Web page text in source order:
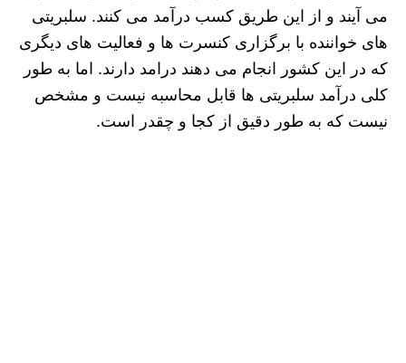
می آیند و از این طریق کسب درآمد می کنند. سلبریتی
های خواننده با برگزاری کنسرت ها و فعالیت های دیگری
که در این کشور انجام می دهند درامد دارند. اما به طور
کلی درآمد سلبریتی ها قابل محاسبه نیست و مشخص
نیست که به طور دقیق از کجا و چقدر است.